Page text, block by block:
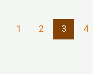
1 2 3 4